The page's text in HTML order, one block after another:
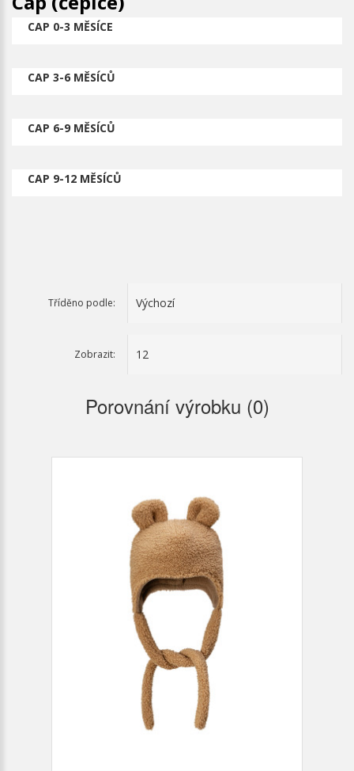
CAP 0-3 MĚSÍCE
CAP 3-6 MĚSÍCŮ
CAP 6-9 MĚSÍCŮ
CAP 9-12 MĚSÍCŮ
Tříděno podle:
Zobrazit:
Porovnání výrobku (0)